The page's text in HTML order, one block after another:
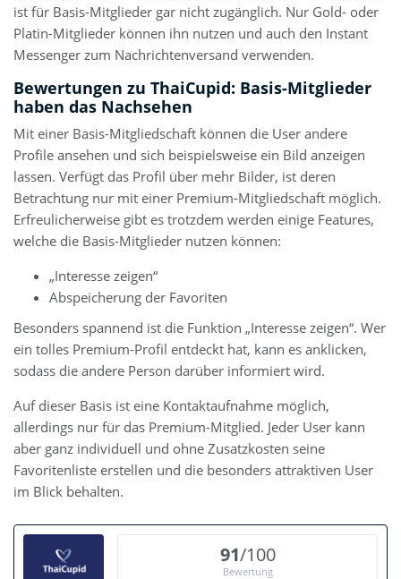
ist für Basis-Mitglieder gar nicht zugänglich. Nur Gold- oder
Platin-Mitglieder können ihn nutzen und auch den Instant
Messenger zum Nachrichtenversand verwenden.
Bewertungen zu ThaiCupid: Basis-Mitglieder
haben das Nachsehen
Mit einer Basis-Mitgliedschaft können die User andere
Profile ansehen und sich beispielsweise ein Bild anzeigen
lassen. Verfügt das Profil über mehr Bilder, ist deren
Betrachtung nur mit einer Premium-Mitgliedschaft möglich.
Erfreulicherweise gibt es trotzdem werden einige Features,
welche die Basis-Mitglieder nutzen können:
„Interesse zeigen“
Abspeicherung der Favoriten
Besonders spannend ist die Funktion „Interesse zeigen“. Wer
ein tolles Premium-Profil entdeckt hat, kann es anklicken,
sodass die andere Person darüber informiert wird.
Auf dieser Basis ist eine Kontaktaufnahme möglich,
allerdings nur für das Premium-Mitglied. Jeder User kann
aber ganz individuell und ohne Zusatzkosten seine
Favoritenliste erstellen und die besonders attraktiven User
im Blick behalten.
91/100
Bewertung